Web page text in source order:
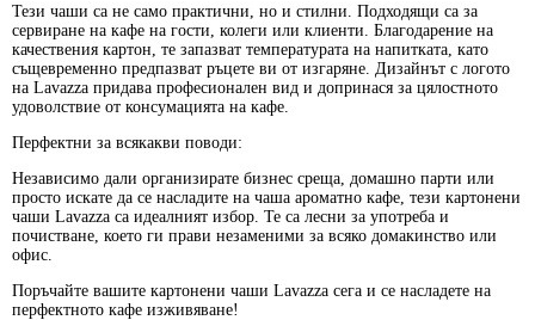
Тези чаши са не само практични, но и стилни. Подходящи са за
сервиране на кафе на гости, колеги или клиенти. Благодарение на
качествения картон, те запазват температурата на напитката, като
същевременно предпазват ръцете ви от изгаряне. Дизайнът с логото
на Lavazza придава професионален вид и допринася за цялостното
удоволствие от консумацията на кафе.
Перфектни за всякакви поводи:
Независимо дали организирате бизнес среща, домашно парти или
просто искате да се насладите на чаша ароматно кафе, тези картонени
чаши Lavazza са идеалният избор. Те са лесни за употреба и
почистване, което ги прави незаменими за всяко домакинство или
офис.
Поръчайте вашите картонени чаши Lavazza сега и се насладете на
перфектното кафе изживяване!